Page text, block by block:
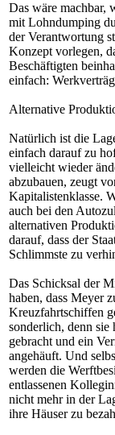
Das wäre machbar,
mit Lohndumping
der Verantwortung
Konzept vorlegen,
Beschäftigten
einfach:
Alternative
Natürlich ist die
einfach darauf zu
vielleicht wieder
abzubauen, zeugt
Kapitalistenklasse.
auch bei den
alternativen
darauf, dass der
Schlimmste zu
Das Schicksal der
haben, dass Meyer
Kreuzfahrtschiffen
sonderlich, denn sie
gebracht und ein
angehäuft. Und
werden die
entlassenen
nicht mehr in der
ihre Häuser zu